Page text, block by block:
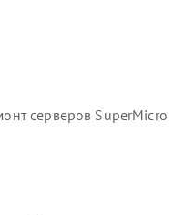
серверов SuperMicro